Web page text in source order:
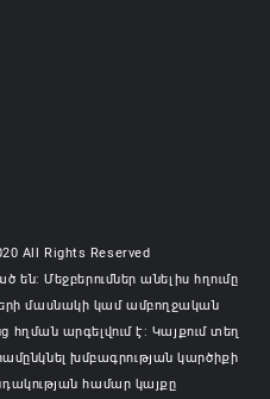
All Rights Reserved
Մեջբերումներ անելիս հղումը
մասնակի կամ ամբողջական
հղման արգելվում է: Կայքում տեղ
խմբագրության կարծիքի
համար կայքը